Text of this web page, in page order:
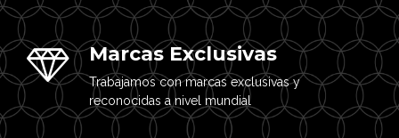
Marcas Exclusivas
Trabajamos con marcas exclusivas y
reconocidas a nivel mundial